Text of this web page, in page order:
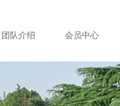
团队介绍 会员中心